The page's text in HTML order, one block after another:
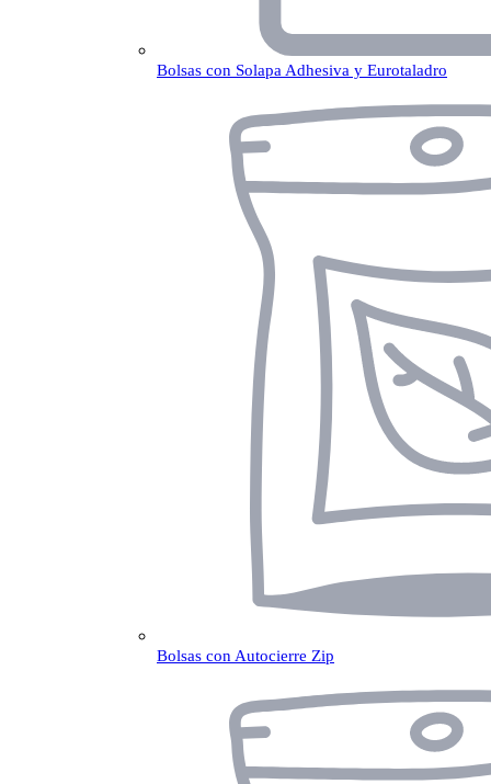
Bolsas con Solapa Adhesiva y Eurotaladro
Bolsas con Autocierre Zip